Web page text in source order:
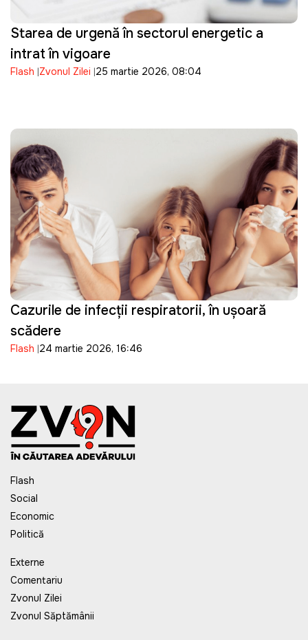
Starea de urgență în sectorul energetic a
intrat în vigoare
Flash Zvonul Zilei 25 martie 2026, 08:04
Cazurile de infecții respiratorii, în ușoară
scădere
Flash 24 martie 2026, 16:46
Flash
Social
Economic
Politică
Externe
Comentariu
Zvonul Zilei
Zvonul Săptămânii